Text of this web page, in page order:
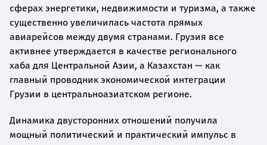
сферах энергетики, недвижимости и туризма, а также
существенно увеличилась частота прямых
авиарейсов между двумя странами. Грузия все
активнее утверждается в качестве регионального
хаба для Центральной Азии, а Казахстан — как
главный проводник экономической интеграции
Грузии в центральноазиатском регионе.
Динамика двусторонних отношений получила
мощный политический и практический импульс в